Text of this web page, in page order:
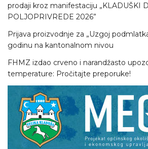
prodaji kroz manifestaciju „KLADUŠKI
POLJOPRIVREDE 2026”
Prijava proizvodnje za „Uzgoj
godinu na kantonalnom nivou
FHMZ izdao crveno i narandžasto
temperature: Pročitajte preporuke!